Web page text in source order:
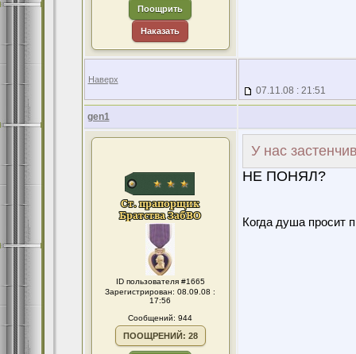
Поощрить
Наказать
Наверх
07.11.08 : 21:51
gen1
ID пользователя #1665
Зарегистрирован: 08.09.08 :
17:56
Сообщений: 944
ПООЩРЕНИЙ: 28
У нас
НЕ ПОНЯЛ?
Когда душа просит